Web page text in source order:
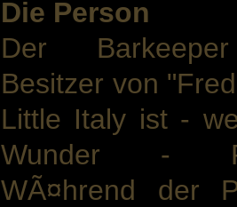
Die Person
Der
Besitzer von
Little Italy ist -
Wunder -
WÃ¤hrend der